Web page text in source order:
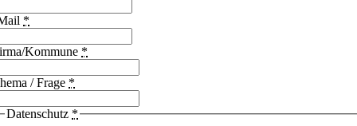
*
Kommune *
/ Frage *
Datenschutz *